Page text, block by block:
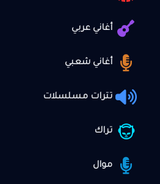
أغاني عربي
أغاني شعبي
تترات مسلسلات
تراك
موال